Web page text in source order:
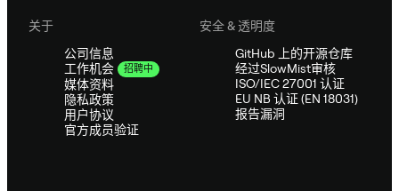
关于
公司信息
工作机会
招聘中
媒体资料
隐私政策
用户协议
官方成员验证
安全 & 透明度
GitHub 上的开源仓库
经过SlowMist审核
ISO/IEC 27001 认证
EU NB 认证 (EN 18031)
报告漏洞